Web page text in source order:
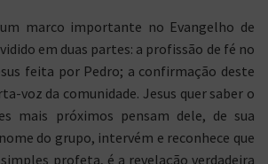
marco importante no Evangelho de
em duas partes: a profissão de fé no
feita por Pedro; a confirmação deste
voz da comunidade. Jesus quer saber o
mais próximos pensam dele, de sua
do grupo, intervém e reconhece que
profeta, é a revelação verdadeira